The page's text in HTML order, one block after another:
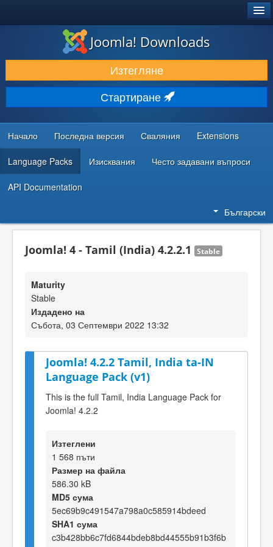
ИЗТЕГЛЯНЕ & РАЗШИРЯВАНЕ
ОТКРИВАЙТЕ & УЧЕТЕ
ОБЩНОСТ & ПОДДРЪЖКА
РЕСУРСИ ЗА РАЗРАБОТКА
Joomla! Downloads
Изтегляне
Стартиране
Начало Последна версия Сваляния Extensions
Language Packs Изисквания Често задавани въпроси
API Documentation
Български
Joomla! 4 - Tamil (India) 4.2.2.1 Stable
Maturity
Stable
Издадено на
Събота, 03 Септември 2022 13:32
Joomla! 4.2.2 Tamil, India ta-IN
Language Pack (v1)
This is the full Tamil, India Language Pack for
Joomla! 4.2.2
Изтеглени
1 568 пъти
Размер на файла
586.30 kB
MD5 сума
5ec69b9c491547a798a0c585914bdeed
SHA1 сума
c3b428bb6c7fd6844bdeb8bd44555b91b3f6b